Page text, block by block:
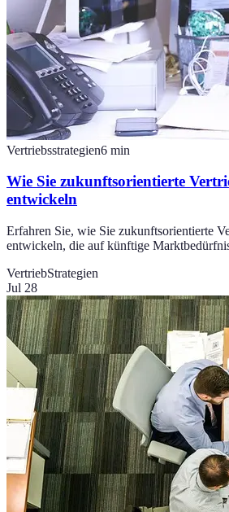
Vertriebsstrategien6 min
Wie Sie zukunftsorientierte
entwickeln
Erfahren Sie, wie Sie zukunftsorientierte
entwickeln, die auf künftige
VertriebStrategien
Jul 28